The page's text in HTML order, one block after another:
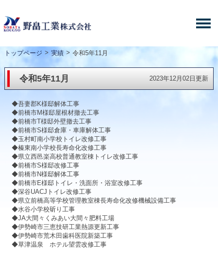
トップページ > 実績 > 令和5年11月
令和5年11月 2023年12月02日更新
◆吾妻郡K様邸解体工事
◆前橋市M様邸屋根材撤去工事
◆前橋市T様邸外壁撤去工事
◆前橋市S様邸倉庫・車庫解体工事
◆玉村町南小学校トイレ改修工事
◆榛東南小学校長寿命化改修工事
◆県立西邑楽高校普通教室棟トイレ改修工事
◆前橋市S様邸改修工事
◆前橋市N様邸解体工事
◆前橋市E様邸トイレ・洗面所・浴室改修工事
◆深谷UACJトイレ改修工事
◆県立前橋高等学校管理教室棟長寿命化改修機械設備工事
◆水谷小学校斫り工事
◆JA大間々くみあい大間々肥料工場
◆伊勢崎市三恵技研工業熱源更新工事
◆伊勢崎市荒木田歯科医院新築工事
◆草津温泉 ホテル望雲改修工事